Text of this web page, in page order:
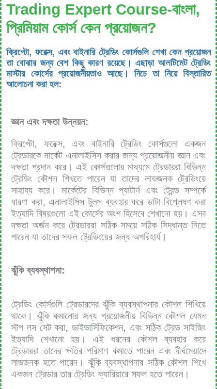
Trading Expert Course-বাংলা,
প্রিমিয়াম কোর্স কেন প্রয়োজন?
ক্রিপ্টো, ফরেক্স, এবং বাইনারি ট্রেডিং কোর্সগুলি শেখা কেন প্রয়োজন
তা বোঝার জন্য বেশ কিছু কারণ রয়েছে। এছাড়া আলটিমেট ট্রেডিং
মাস্টার কোর্সের প্রয়োজনীয়তাও আছে। নিচে তা নিয়ে বিস্তারিত
আলোচনা করা হল:
জ্ঞান এবং দক্ষতা উন্নয়ন:
ক্রিপ্টো, ফরেক্স, এবং বাইনারি ট্রেডিং কোর্সগুলো একজন
ট্রেডারকে মার্কেট এনালাইসিস করার জন্য প্রয়োজনীয় জ্ঞান এবং
দক্ষতা প্রদান করে। এই কোর্সগুলোর মাধ্যমে ট্রেডাররা বিভিন্ন
ট্রেডিং কৌশল শিখতে পারেন যা তাদের লাভজনক ট্রেডিংয়ে
সাহায্য করে। মার্কেটের বিভিন্ন প্যাটার্ন এবং ট্রেন্ড সম্পর্কে
ধারণা করা, এনালাইসিস টুলস ব্যবহার করে ডাটা বিশ্লেষণ করা
ইত্যাদি বিষয়গুলো এই কোর্সের অংশ হিসেবে শেখানো হয়। এসব
দক্ষতা অর্জন করে ট্রেডাররা সঠিক সময়ে সঠিক সিদ্ধান্ত নিতে
পারেন যা তাদের সফল ট্রেডিংয়ের জন্য অপরিহার্য।
ঝুঁকি ব্যবস্থাপনা:
ট্রেডিং কোর্সগুলি ট্রেডারদের ঝুঁকি ব্যবস্থাপনার কৌশল শিখিয়ে
থাকে। ঝুঁকি কমানোর জন্য প্রয়োজনীয় বিভিন্ন কৌশল যেমন
স্টপ লস সেট করা, ডাইভার্সিফিকেশন, এবং সঠিক ট্রেড সাইজিং
ইত্যাদি শেখানো হয়। এই ধরনের কৌশল ব্যবহার করে
ট্রেডাররা তাদের ক্ষতির পরিমাণ কমাতে পারেন এবং দীর্ঘমেয়াদে
লাভজনক হতে পারেন। ঝুঁকি ব্যবস্থাপনার সঠিক কৌশল শিখে
একজন ট্রেডার তার ট্রেডিং ক্যারিয়ারে সফল হতে পারেন।